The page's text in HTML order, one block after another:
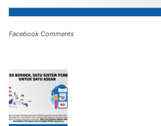
Facebook Comments